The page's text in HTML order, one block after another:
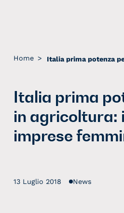
Home >
Italia prima
in agricoltura:
imprese
13 Luglio 2018 News